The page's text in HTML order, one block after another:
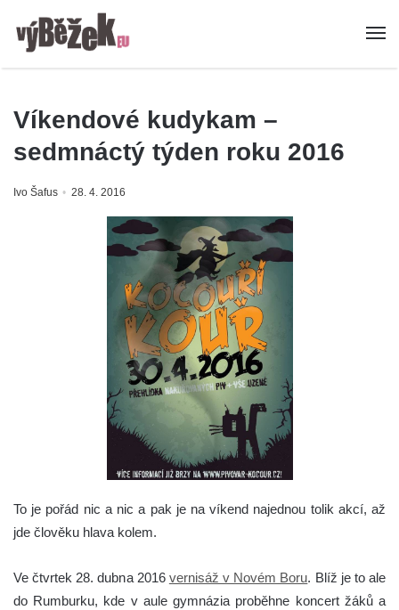
Víkendové kudykam –
sedmnáctý týden roku 2016
Ivo Šafus 28. 4. 2016
To je pořád nic a nic a pak je na víkend najednou tolik akcí, až
jde člověku hlava kolem.
Ve čtvrtek 28. dubna 2016 vernisáž v Novém Boru. Blíž je to ale
do Rumburku, kde v aule gymnázia proběhne koncert žáků a